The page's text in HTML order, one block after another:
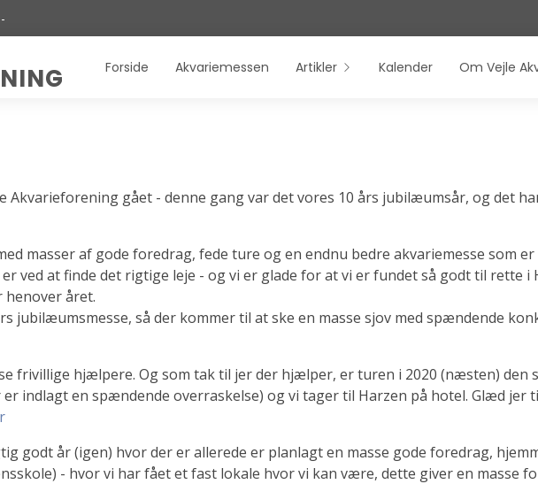
-
Forside Akvariemessen Artikler Kalender Om Vejle
Akvarieforening gået - denne gang var det vores 10 års jubilæumsår, og det
masser af gode foredrag, fede ture og en endnu bedre akvariemesse som
ved at finde det rigtige leje - og vi er glade for at vi er fundet så godt til rette
henover året.
jubilæumsmesse, så der kommer til at ske en masse sjov med spændende
frivillige hjælpere. Og som tak til jer der hjælper, er turen i 2020 (næsten) den
indlagt en spændende overraskelse) og vi tager til Harzen på hotel. Glæd jer
godt år (igen) hvor der er allerede er planlagt en masse gode foredrag,
- hvor vi har fået et fast lokale hvor vi kan være, dette giver en masse